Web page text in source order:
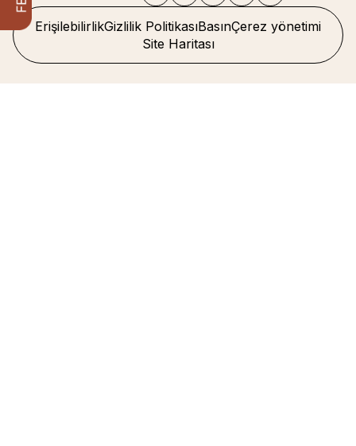
ErişilebilirlikGizlilik PolitikasıBasınÇerez yönetimi
Site Haritası